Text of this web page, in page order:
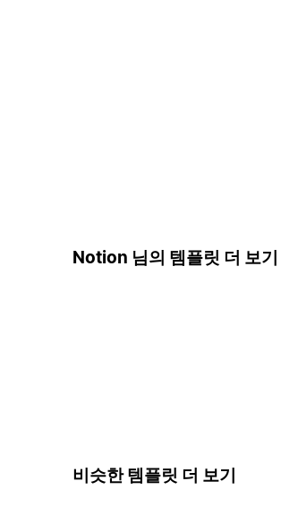
Notion 님의 템플릿 더 보기
비슷한 템플릿 더 보기